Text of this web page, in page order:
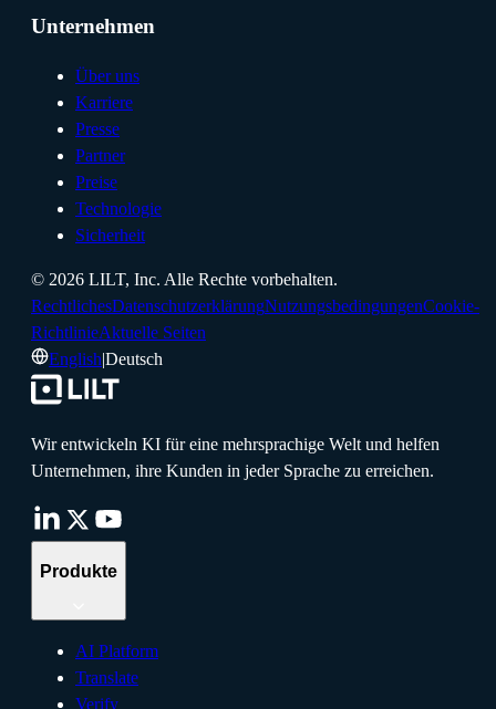
Unternehmen
Über uns
Karriere
Presse
Partner
Preise
Technologie
Sicherheit
© 2026 LILT, Inc. Alle Rechte vorbehalten.
RechtlichesDatenschutzerklärungNutzungsbedingungenCookie-
RichtlinieAktuelle Seiten
English|Deutsch
Wir entwickeln KI für eine mehrsprachige Welt und helfen
Unternehmen, ihre Kunden in jeder Sprache zu erreichen.
Produkte
AI Platform
Translate
Verify